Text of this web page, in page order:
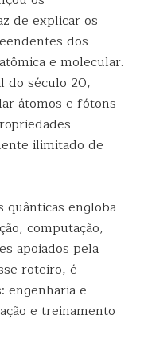
de explicar os
dos
e molecular.
do século 20,
átomos e fótons
ilimitado de
quânticas engloba
computação,
apoiados pela
roteiro, é
engenharia e
e treinamento